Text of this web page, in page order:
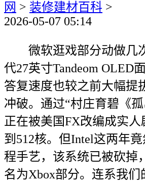
网 > 装修建材百科 >
2026-05-07 05:14
微软逛戏部分动做几
代27英寸Tandeom OLED
答复速度也较之前大幅提
冲破。通过“村庄育碧《
正在被美国FX改编成实
到512核。但Intel这两年
程手艺，该系统已被砍掉
名为Xbox部分。连系我们